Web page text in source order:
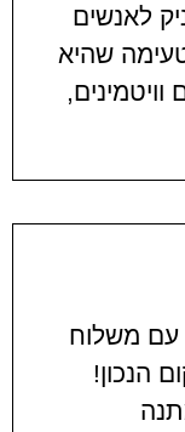
לאנשים
שהיא
וויטמינים,
עם משלוח
הנכון!